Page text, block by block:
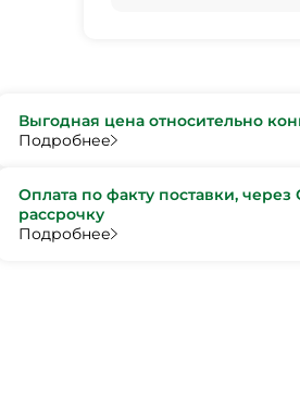
Выгодная цена относительно
Подробнее
Оплата по факту поставки, через
рассрочку
Подробнее